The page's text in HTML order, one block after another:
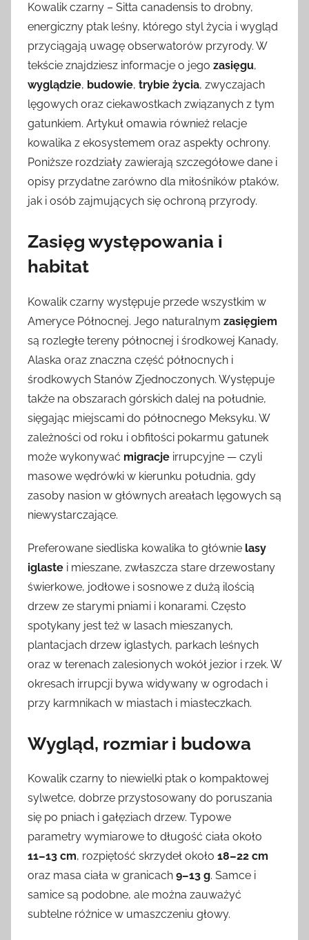
z
e
z
Kowalik czarny – Sitta canadensis to drobny,
energiczny ptak leśny, którego styl życia i wygląd
przyciągają uwagę obserwatorów przyrody. W
tekście znajdziesz informacje o jego zasięgu,
wyglądzie, budowie, trybie życia, zwyczajach
lęgowych oraz ciekawostkach związanych z tym
gatunkiem. Artykuł omawia również relacje
kowalika z ekosystemem oraz aspekty ochrony.
Poniższe rozdziały zawierają szczegółowe dane i
opisy przydatne zarówno dla miłośników ptaków,
jak i osób zajmujących się ochroną przyrody.
Zasięg występowania i
habitat
Kowalik czarny występuje przede wszystkim w
Ameryce Północnej. Jego naturalnym zasięgiem
są rozległe tereny północnej i środkowej Kanady,
Alaska oraz znaczna część północnych i
środkowych Stanów Zjednoczonych. Występuje
także na obszarach górskich dalej na południe,
sięgając miejscami do północnego Meksyku. W
zależności od roku i obfitości pokarmu gatunek
może wykonywać migracje irrupcyjne — czyli
masowe wędrówki w kierunku południa, gdy
zasoby nasion w głównych areałach lęgowych są
niewystarczające.
Preferowane siedliska kowalika to głównie lasy
iglaste i mieszane, zwłaszcza stare drzewostany
świerkowe, jodłowe i sosnowe z dużą ilością
drzew ze starymi pniami i konarami. Często
spotykany jest też w lasach mieszanych,
plantacjach drzew iglastych, parkach leśnych
oraz w terenach zalesionych wokół jezior i rzek. W
okresach irrupcji bywa widywany w ogrodach i
przy karmnikach w miastach i miasteczkach.
Wygląd, rozmiar i budowa
Kowalik czarny to niewielki ptak o kompaktowej
sylwetce, dobrze przystosowany do poruszania
się po pniach i gałęziach drzew. Typowe
parametry wymiarowe to długość ciała około
11–13 cm, rozpiętość skrzydeł około 18–22 cm
oraz masa ciała w granicach 9–13 g. Samce i
samice są podobne, ale można zauważyć
subtelne różnice w umaszczeniu głowy.